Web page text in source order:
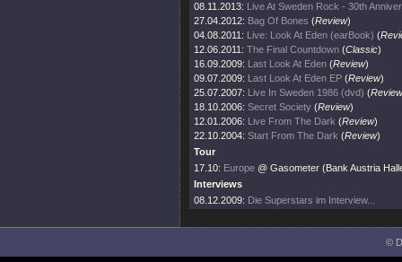
08.11.2013: Live At Sweden Rock - 30th
27.04.2012: Bag Of Bones (Review)
04.08.2011: Live: Look At Eden (earBook) (
12.06.2011: The Final Countdown (Classic)
16.09.2009: Last Look At Eden (Review)
09.07.2009: Last Look At Eden EP (Review)
25.07.2007: Live In Sweden 1986 (dvd) (Review
18.10.2006: Secret Society (Review)
12.01.2006: Live From The Dark (Review)
22.10.2004: Start From The Dark (Review)
Tour
17.10: Europe @ Gasometer (Bank Austria
Interviews
08.12.2009: Die Superstars im Interview...
©